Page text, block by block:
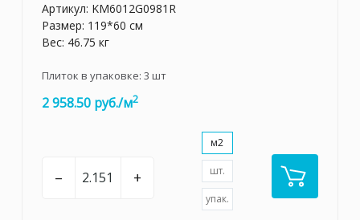
Артикул: KM6012G0981R
Размер: 119*60 см
Вес: 46.75 кг
Плиток в упаковке: 3 шт
2 958.50 руб./м2
– +
м2
шт.
упак.